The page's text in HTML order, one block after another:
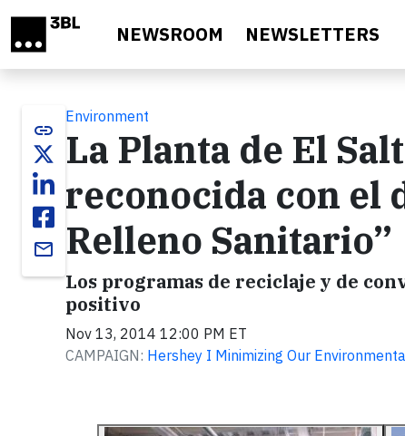
NEWSROOM NEWSLETTERS
link
email
Environment
La Planta de El
reconocida con el
Relleno Sanitario”
Los programas de reciclaje y de
positivo
Nov 13, 2014 12:00 PM ET
CAMPAIGN: Hershey I Minimizing Our